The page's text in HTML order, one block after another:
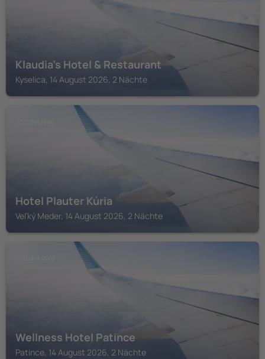
Klaudia's Hotel & Restaurant
Kyselica, 14 August 2026, 2 Nächte
Hotel Plauter Kúria
Veľký Meder, 14 August 2026, 2 Nächte
Wellness Hotel Patince
Patince, 14 August 2026, 2 Nächte